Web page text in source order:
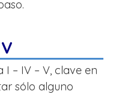
– IV – V, clave en
sólo alguno